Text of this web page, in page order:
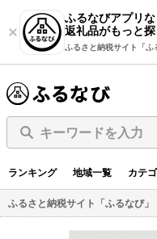
ふるなびアプリな
返礼品がもっと探
ふるさと納税サイト「ふ
キーワードを入力
ランキング 地域一覧 カテ
ふるさと納税サイト「ふるなび」